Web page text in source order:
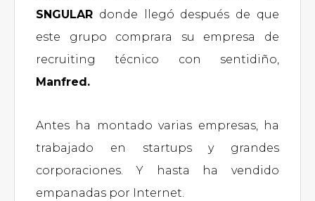
SNGULAR donde llegó después de que
este grupo comprara su empresa de
recruiting técnico con sentidiño,
Manfred.
Antes ha montado varias empresas, ha
trabajado en startups y grandes
corporaciones. Y hasta ha vendido
empanadas por Internet.